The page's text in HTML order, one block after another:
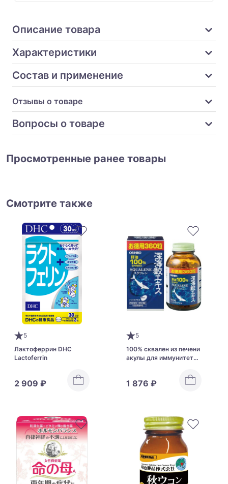
Описание товара
Характеристики
Состав и применение
Отзывы о товаре
Вопросы о товаре
Просмотренные ранее товары
Смотрите также
5
Лактоферрин DHC
Lactoferrin
2 909 ₽
5
100% сквален из печени
акулы для иммунитета
1 876 ₽